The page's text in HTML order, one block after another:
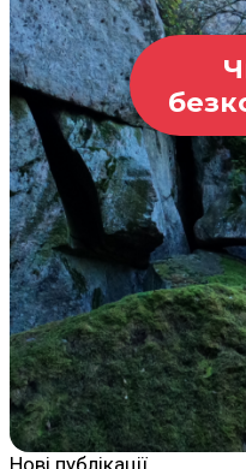
Нові публікації